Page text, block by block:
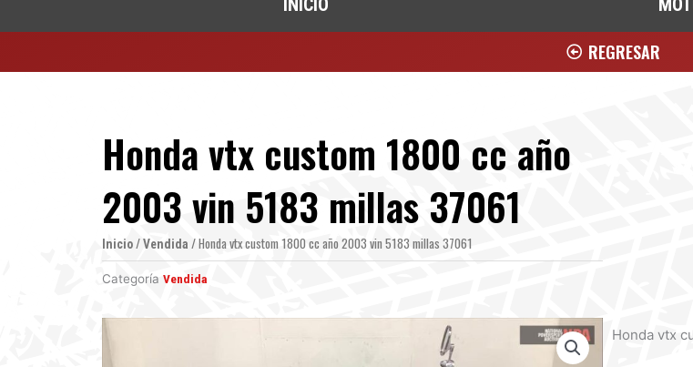
INICIO
REGRESAR
Honda vtx custom 1800 cc año
2003 vin 5183 millas 37061
Inicio/Vendida / Honda vtx custom 1800 cc año 2003 vin 5183 millas 37061
Categoría Vendida
Honda vtx